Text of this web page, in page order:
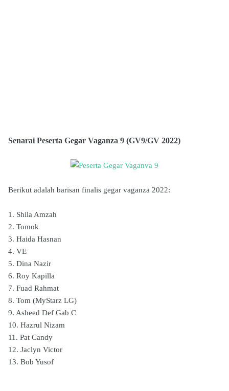
Senarai Peserta Gegar Vaganza 9 (GV9/GV 2022)
Berikut adalah barisan finalis gegar vaganza 2022:
1. Shila Amzah
2. Tomok
3. Haida Hasnan
4. VE
5. Dina Nazir
6. Roy Kapilla
7. Fuad Rahmat
8. Tom (MyStarz LG)
9. Asheed Def Gab C
10. Hazrul Nizam
11. Pat Candy
12. Jaclyn Victor
13. Bob Yusof